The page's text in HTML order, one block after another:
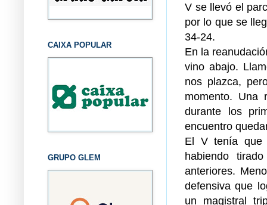
V se llevó el
por lo que se
34-24.
En la
vino abajo.
nos plazca,
momento. Una
durante los
encuentro
El V tenía que
habiendo
anteriores.
defensiva que
un magistral
CAIXA POPULAR
GRUPO GLEM